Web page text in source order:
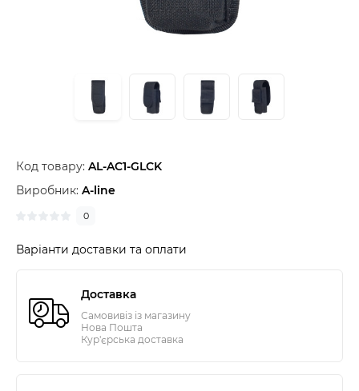
Код товару: AL-AC1-GLCK
Виробник: A-line
0
Варіанти доставки та оплати
Доставка
Самовивіз із магазину
Нова Пошта
Кур'єрська доставка